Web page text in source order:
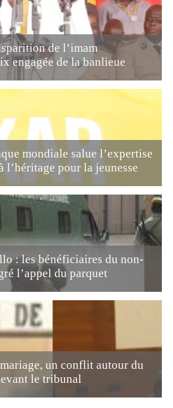
de l’imam
engagée de la banlieue
mondiale salue l’expertise
l’héritage pour la jeunesse
: les bénéficiaires du non-
l’appel du parquet
un conflit autour du
le tribunal